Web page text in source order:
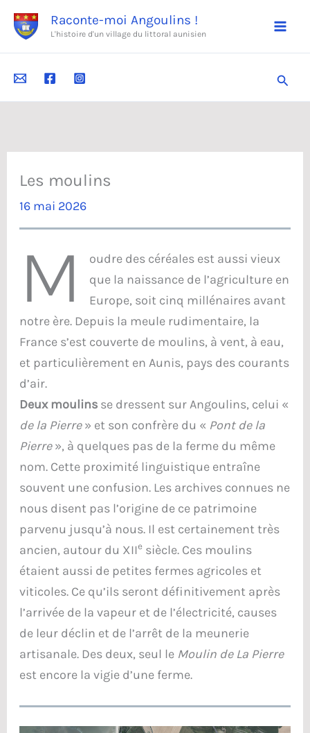
Aller
contenu
Raconte-moi Angoulins !
L'histoire d'un village du littoral aunisien
Les moulins
16 mai 2026
M
oudre des céréales est aussi vieux
que la naissance de l’agriculture en
Europe, soit cinq millénaires avant
notre ère. Depuis la meule rudimentaire, la
France s’est couverte de moulins, à vent, à eau,
et particulièrement en Aunis, pays des courants
d’air.
Deux moulinsse dressent sur Angoulins, celui «
de la Pierre» et son confrère du « Pont de la
Pierre», à quelques pas de la ferme du même
nom. Cette proximité linguistique entraîne
souvent une confusion. Les archives connues ne
nous disent pas l’origine de ce patrimoine
parvenu jusqu’à nous. Il est certainement très
ancien, autour du XIIe siècle. Ces moulins
étaient aussi de petites fermes agricoles et
viticoles. Ce qu’ils seront définitivement après
l’arrivée de la vapeur et de l’électricité, causes
de leur déclin et de l’arrêt de la meunerie
artisanale. Des deux, seul le Moulin de La Pierre
est encore la vigie d’une ferme.